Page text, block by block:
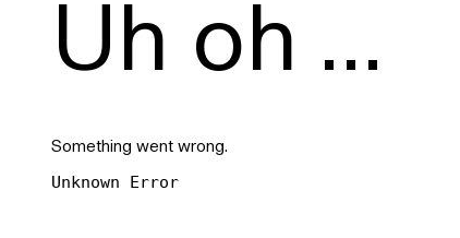
Uh oh ...
Something went wrong.
Unknown Error